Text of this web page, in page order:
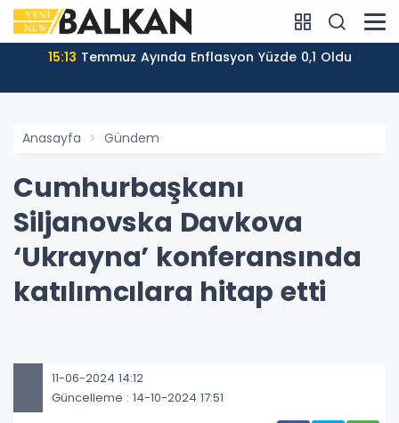
15:13 Temmuz Ayında Enflasyon Yüzde 0,1 Oldu
Anasayfa Gündem
Cumhurbaşkanı
Siljanovska Davkova
‘Ukrayna’ konferansında
katılımcılara hitap etti
11-06-2024 14:12
Güncelleme : 14-10-2024 17:51